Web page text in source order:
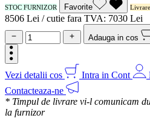
STOC FURNIZOR Favorite
8506 Lei / cutie fara TVA: 7030 Lei
Adauga in cos
Vezi detalii cos Intra in Cont
Contacteaza-ne
* Timpul de livrare vi-l comunicam
la furnizor